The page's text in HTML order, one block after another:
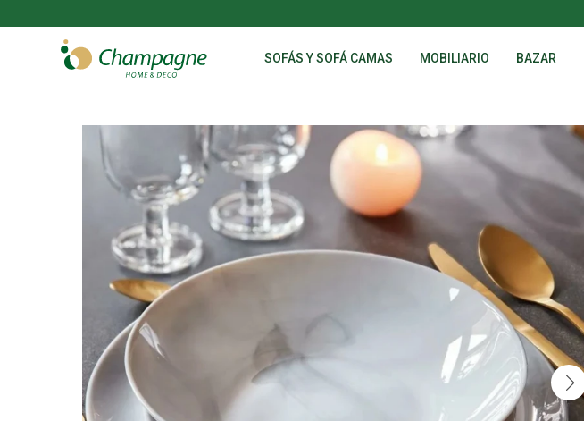
SOFÁS Y SOFÁ CAMAS MOBILIARIO BAZAR